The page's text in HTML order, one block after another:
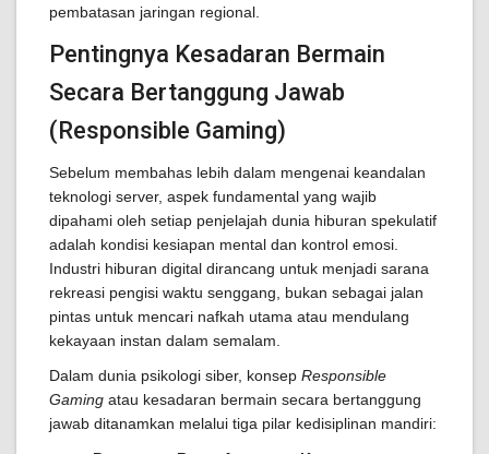
pembatasan jaringan regional.
Pentingnya Kesadaran Bermain
Secara Bertanggung Jawab
(Responsible Gaming)
Sebelum membahas lebih dalam mengenai keandalan
teknologi server, aspek fundamental yang wajib
dipahami oleh setiap penjelajah dunia hiburan spekulatif
adalah kondisi kesiapan mental dan kontrol emosi.
Industri hiburan digital dirancang untuk menjadi sarana
rekreasi pengisi waktu senggang, bukan sebagai jalan
pintas untuk mencari nafkah utama atau mendulang
kekayaan instan dalam semalam.
Dalam dunia psikologi siber, konsep Responsible
Gaming atau kesadaran bermain secara bertanggung
jawab ditanamkan melalui tiga pilar kedisiplinan mandiri: